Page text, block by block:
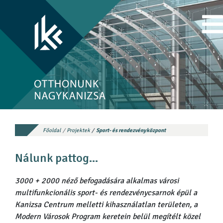
Főoldal Projektek Sport- és rendezvényközpont
Nálunk pattog…
3000 + 2000 néző befogadására alkalmas városi
multifunkcionális sport- és rendezvénycsarnok épül a
Kanizsa Centrum melletti kihasználatlan területen, a
Modern Városok Program keretein belül megítélt közel